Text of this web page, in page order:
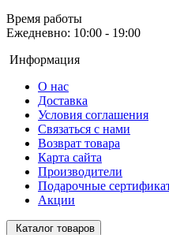
Время работы
Ежедневно: 10:00 - 19:00
Информация
О нас
Доставка
Условия соглашения
Связаться с нами
Возврат товара
Карта сайта
Производители
Подарочные
Акции
Каталог товаров